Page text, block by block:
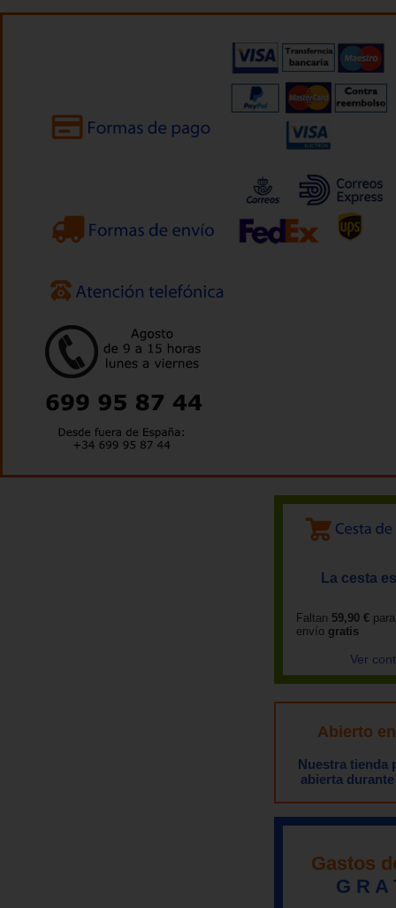
La cesta
Faltan 59,90 €
envío gratis
Ver
Abierto
Nuestra tienda
abierta
Gastos
G R A